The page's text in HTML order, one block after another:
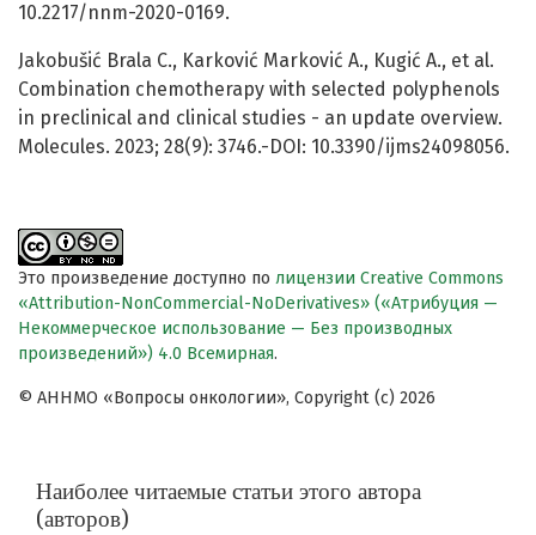
10.2217/nnm-2020-0169.
Jakobušić Brala C., Karković Marković A., Kugić A., et al.
Combination chemotherapy with selected polyphenols
in preclinical and clinical studies - an update overview.
Molecules. 2023; 28(9): 3746.-DOI: 10.3390/ijms24098056.
Это произведение доступно по лицензии Creative Commons
«Attribution-NonCommercial-NoDerivatives» («Атрибуция —
Некоммерческое использование — Без производных
произведений») 4.0 Всемирная.
© АННМО «Вопросы онкологии», Copyright (c) 2026
Наиболее читаемые статьи этого автора
(авторов)